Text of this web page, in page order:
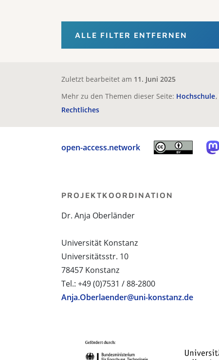
ALLE FILTER ENTFERNEN
Zuletzt bearbeitet am 11. Juni 2025
Mehr zu den Themen dieser Seite: Hochschule
Rechtliches
open-access.network
PROJEKTKOORDINATION
Dr. Anja Oberländer
Universität Konstanz
Universitätsstr. 10
78457 Konstanz
Tel.: +49 (0)7531 / 88-2800
Anja.Oberlaender@uni-konstanz.de